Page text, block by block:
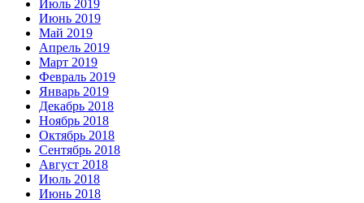
Июль 2019
Июнь 2019
Май 2019
Апрель 2019
Март 2019
Февраль 2019
Январь 2019
Декабрь 2018
Ноябрь 2018
Октябрь 2018
Сентябрь 2018
Август 2018
Июль 2018
Июнь 2018